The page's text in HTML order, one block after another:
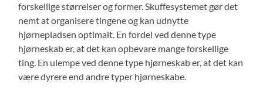
forskellige størrelser og former. Skuffesystemet gør det
nemt at organisere tingene og kan udnytte
hjørnepladsen optimalt. En fordel ved denne type
hjørneskab er, at det kan opbevare mange forskellige
ting. En ulempe ved denne type hjørneskab er, at det kan
være dyrere end andre typer hjørneskabe.